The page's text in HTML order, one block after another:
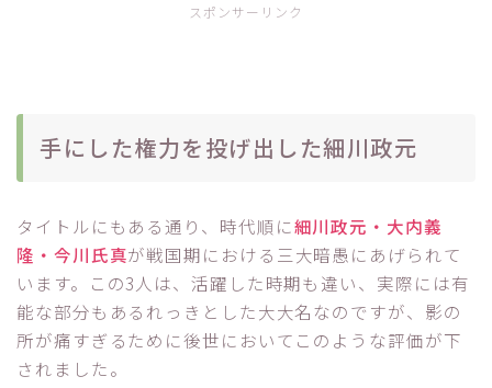
スポンサーリンク
手にした権力を投げ出した細川政元
タイトルにもある通り、時代順に細川政元・大内義
隆・今川氏真が戦国期における三大暗愚にあげられて
います。この3人は、活躍した時期も違い、実際には有
能な部分もあるれっきとした大大名なのですが、影の
所が痛すぎるために後世においてこのような評価が下
されました。